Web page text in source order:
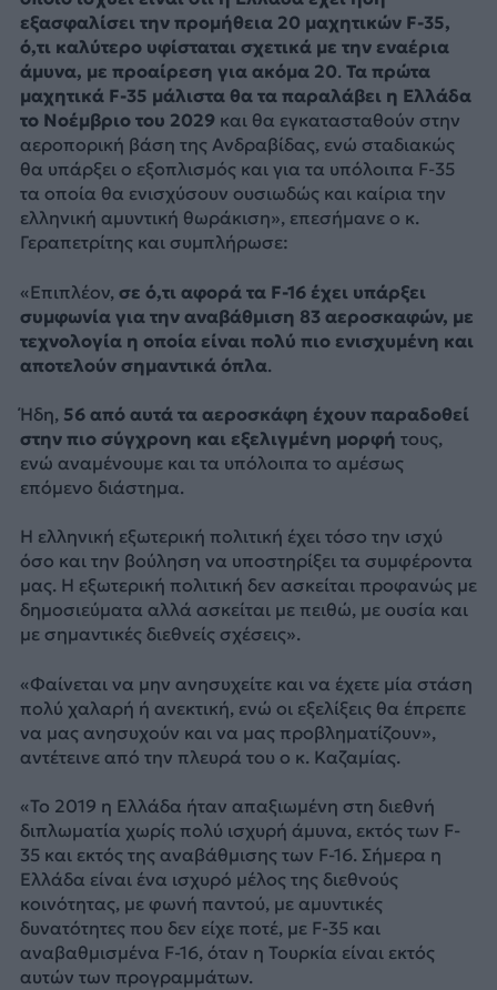
εξασφαλίσει την προμήθεια 20 μαχητικών F-35,
ό,τι καλύτερο υφίσταται σχετικά με την εναέρια
άμυνα, με προαίρεση για ακόμα 20. Τα πρώτα
μαχητικά F-35 μάλιστα θα τα παραλάβει η Ελλάδα
το Νοέμβριο του 2029και θα εγκατασταθούν στην
αεροπορική βάση της Ανδραβίδας, ενώ σταδιακώς
θα υπάρξει ο εξοπλισμός και για τα υπόλοιπα F-35
τα οποία θα ενισχύσουν ουσιωδώς και καίρια την
ελληνική αμυντική θωράκιση», επεσήμανε ο κ.
Γεραπετρίτης και συμπλήρωσε:
«Επιπλέον, σε ό,τι αφορά τα F-16 έχει υπάρξει
συμφωνία για την αναβάθμιση 83 αεροσκαφών, με
τεχνολογία η οποία είναι πολύ πιο ενισχυμένη και
αποτελούν σημαντικά όπλα.
Ήδη, 56 από αυτά τα αεροσκάφη έχουν παραδοθεί
στην πιο σύγχρονη και εξελιγμένη μορφή τους,
ενώ αναμένουμε και τα υπόλοιπα το αμέσως
επόμενο διάστημα.
Η ελληνική εξωτερική πολιτική έχει τόσο την ισχύ
όσο και την βούληση να υποστηρίξει τα συμφέροντα
μας. Η εξωτερική πολιτική δεν ασκείται προφανώς με
δημοσιεύματα αλλά ασκείται με πειθώ, με ουσία και
με σημαντικές διεθνείς σχέσεις».
«Φαίνεται να μην ανησυχείτε και να έχετε μία στάση
πολύ χαλαρή ή ανεκτική, ενώ οι εξελίξεις θα έπρεπε
να μας ανησυχούν και να μας προβληματίζουν»,
αντέτεινε από την πλευρά του ο κ. Καζαμίας.
«Το 2019 η Ελλάδα ήταν απαξιωμένη στη διεθνή
διπλωματία χωρίς πολύ ισχυρή άμυνα, εκτός των F-
35 και εκτός της αναβάθμισης των F-16. Σήμερα η
Ελλάδα είναι ένα ισχυρό μέλος της διεθνούς
κοινότητας, με φωνή παντού, με αμυντικές
δυνατότητες που δεν είχε ποτέ, με F-35 και
αναβαθμισμένα F-16, όταν η Τουρκία είναι εκτός
αυτών των προγραμμάτων.